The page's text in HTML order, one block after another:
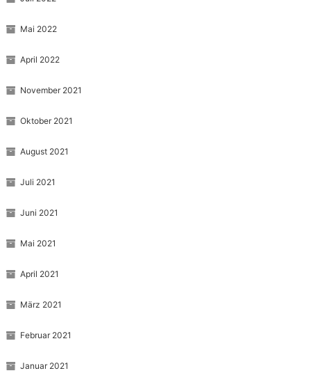
Mai 2022
April 2022
November 2021
Oktober 2021
August 2021
Juli 2021
Juni 2021
Mai 2021
April 2021
März 2021
Februar 2021
Januar 2021